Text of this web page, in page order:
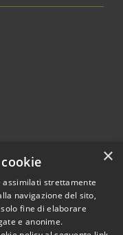
© 2026 • Comune di
×
assimilati strettamente
navigazione del sito,
fine di elaborare
e anonime.